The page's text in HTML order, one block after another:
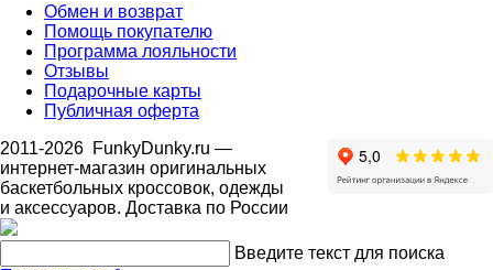
Обмен и возврат
Помощь покупателю
Программа лояльности
Отзывы
Подарочные карты
Публичная оферта
2011-2026 FunkyDunky.ru —
интернет-магазин оригинальных
баскетбольных кроссовок, одежды
и аксессуаров. Доставка по России
Введите текст для поиска